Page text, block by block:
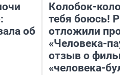
об
Колобок-
тебя боюсь!
отложили
«Человека-
отзыв о
«человека-